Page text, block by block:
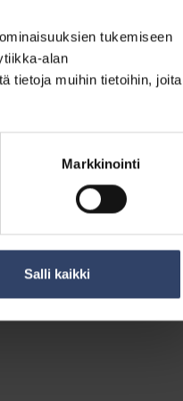
tukemiseen
alan
tietoja muihin tietoihin, joita
Markkinointi
Salli kaikki
sisältö olisi
aihepiiri on hyvä
josta oli
ja aiempia.
markkinointi oli